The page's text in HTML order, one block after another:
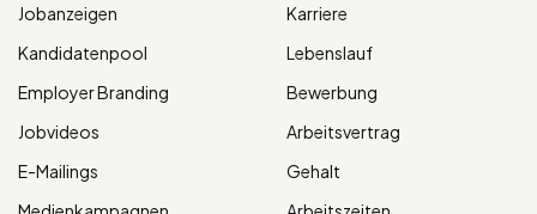
Jobanzeigen
Kandidatenpool
Employer Branding
Jobvideos
E-Mailings
Karriere
Lebenslauf
Bewerbung
Arbeitsvertrag
Gehalt